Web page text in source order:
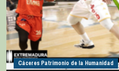
Cáceres Patrimonio de la Humanidad